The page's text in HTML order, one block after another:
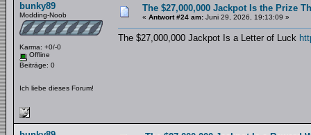
bunky89
Modding-Noob
Karma: +0/-0
Offline
Beiträge: 0
Ich liebe dieses Forum!
The $27,000,000 Jackpot Is the Prize
« Antwort #24 am: Juni 29, 2026, 19:13:09 »
The $27,000,000 Jackpot Is a Letter of Luck